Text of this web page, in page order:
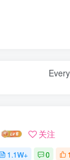
关注
1.1W+ 0